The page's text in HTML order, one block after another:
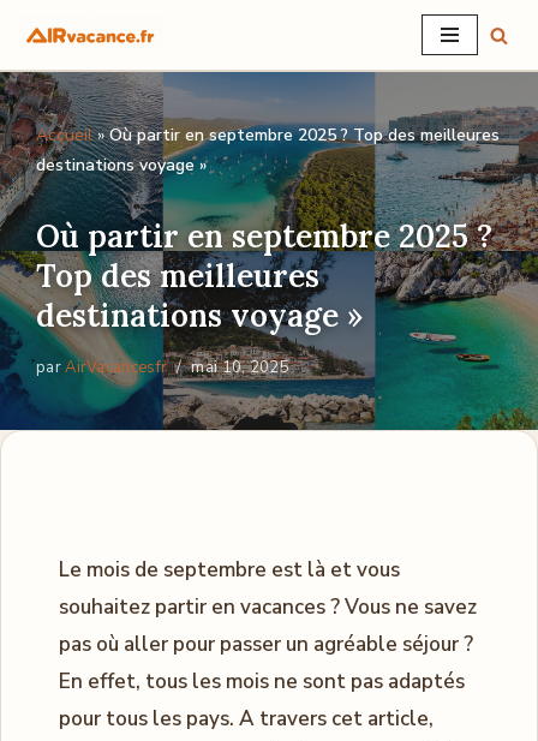
Aller
au
contenu
Accueil»Où partir en septembre 2025 ? Top des meilleures
destinations voyage »
Où partir en septembre 2025 ?
Top des meilleures
destinations voyage »
parAirVacancesfr mai 10, 2025
Le mois de septembre est là et vous
souhaitez partir en vacances ? Vous ne savez
pas où aller pour passer un agréable séjour ?
En effet, tous les mois ne sont pas adaptés
pour tous les pays. A travers cet article,